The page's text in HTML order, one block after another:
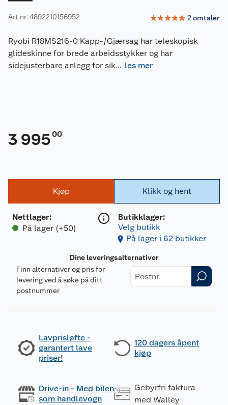
Art nr: 4892210156952 ☆☆☆☆☆ 2omtaler
Ryobi R18MS216-0 Kapp-/Gjærsag har teleskopisk
glideskinne for brede arbeidsstykker og har
sidejusterbare anlegg for sik... les mer
3 99500
Kjøp
Nettlager:
På lager (+50)
Klikk og hent
Butikklager:
Velg butikk
På lager i 62 butikker
Dine leveringsalternativer
Finn alternativer og pris for
levering ved å søke på ditt
postnummer
Lavprisløfte -
garantert lave
priser!
120 dagers åpent
kjøp
Drive-in - Med bilen
som handlevogn
Gebyrfri faktura
med Walley